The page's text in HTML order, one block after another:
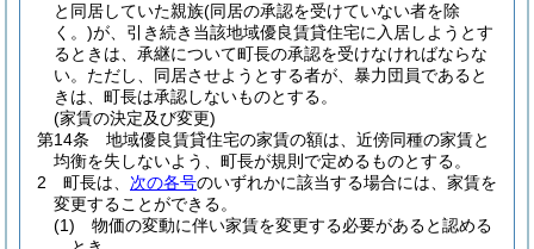
と同居していた親族(同居の承認を受けていない者を除
く。)が、引き続き当該地域優良賃貸住宅に入居しようとす
るときは、承継について町長の承認を受けなければならな
い。 ただし、同居させようとする者が、暴力団員であると
きは、町長は承認しないものとする。
(家賃の決定及び変更)
第14条
地域優良賃貸住宅の家賃の額は、近傍同種の家賃と
均衡を失しないよう、町長が規則で定めるものとする。
2
町長は、 次の各号のいずれかに該当する場合には、家賃を
変更することができる。
(1)
物価の変動に伴い家賃を変更する必要があると認める